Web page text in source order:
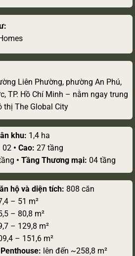
Liên Phường, phường An Phú,
TP. Hồ Chí Minh – nằm ngay trung
thị The Global City
khu: 1,4 ha
02 • Cao: 27 tầng
• Tầng Thương mại: 04 tầng
hộ và diện tích: 808 căn
– 51 m²
– 80,8 m²
– 129,8 m²
– 151,6 m²
lên đến ~258,8 m²